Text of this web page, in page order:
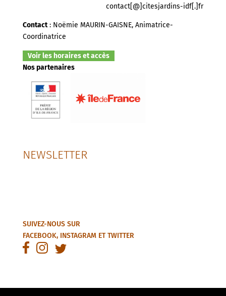
contact[@]citesjardins-idf[.]fr
Contact: Noëmie MAURIN-GAISNE, Animatrice-
Coordinatrice
Voir les horaires et accès
Nos partenaires
NEWSLETTER
SUIVEZ-NOUS SUR
FACEBOOK, INSTAGRAMETTWITTER